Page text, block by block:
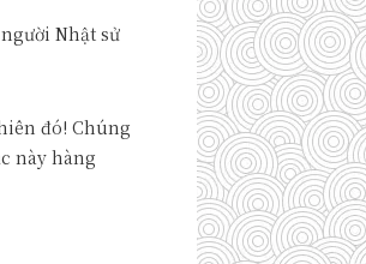
Nhật sử
đó! Chúng
này hàng
(35)
(58)
(95)
(83)